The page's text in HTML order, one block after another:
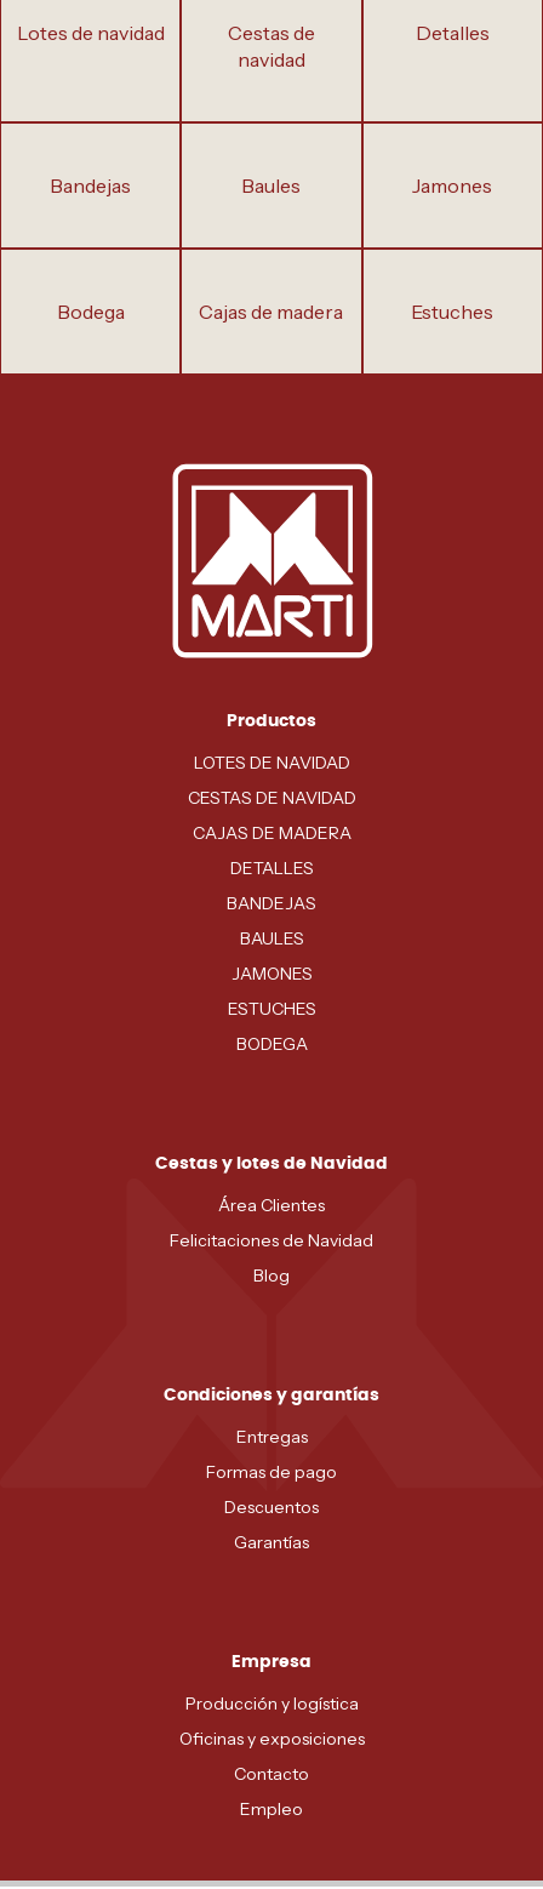
lotes de navidad
cestas de
navidad
detalles
bandejas baules jamones
bodega cajas de madera estuches
Productos
LOTES DE NAVIDAD
CESTAS DE NAVIDAD
CAJAS DE MADERA
DETALLES
BANDEJAS
BAULES
JAMONES
ESTUCHES
BODEGA
Cestas y lotes de Navidad
Área Clientes
Felicitaciones de Navidad
Blog
Condiciones y garantías
Entregas
Formas de pago
Descuentos
Garantías
Empresa
Producción y logística
Oficinas y exposiciones
Contacto
Empleo